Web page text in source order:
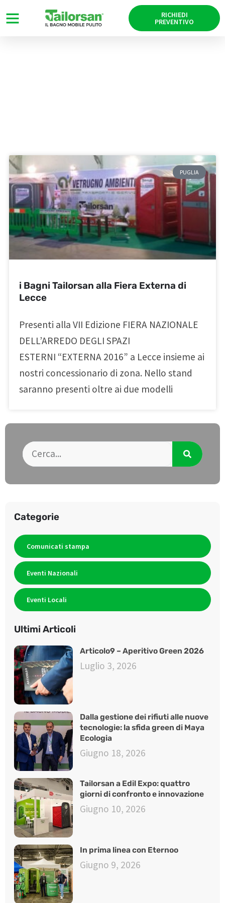
RICHIEDI
PREVENTIVO
PUGLIA
i Bagni Tailorsan alla Fiera Externa di
Lecce
Presenti alla VII Edizione FIERA NAZIONALE
DELL’ARREDO DEGLI SPAZI
ESTERNI “EXTERNA 2016” a Lecce insieme ai
nostri concessionario di zona. Nello stand
saranno presenti oltre ai due modelli
Categorie
Comunicati stampa
Eventi Nazionali
Eventi Locali
Ultimi Articoli
Articolo9 – Aperitivo Green 2026
Luglio 3, 2026
Dalla gestione dei rifiuti alle nuove
tecnologie: la sfida green di Maya
Ecologia
Giugno 18, 2026
Tailorsan a Edil Expo: quattro
giorni di confronto e innovazione
Giugno 10, 2026
In prima linea con Eternoo
Giugno 9, 2026